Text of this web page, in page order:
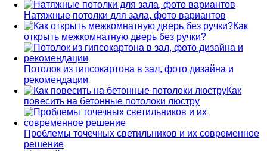
Натяжные потолки для зала, фото вариантов
Как
открыть межкомнатную дверь без ручки?
Потолок из гипсокартона в зал, фото дизайна и
рекомендации
Как
повесить на бетонные потолоки люстру
Проблемы точечных светильников и их современное
решение